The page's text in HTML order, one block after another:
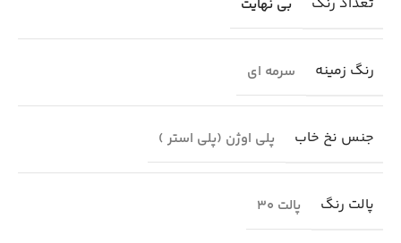
بی نهایت
رنگ زمینه سرمه ای
جنس نخ خاب پلی اوژن (پلی استر )
پالت رنگ پالت 30